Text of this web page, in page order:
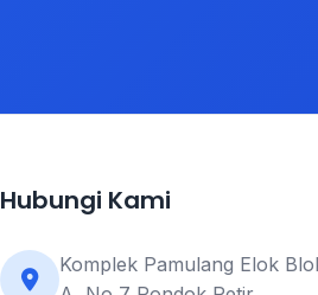
Hubungi Kami
Komplek Pamulang Elok